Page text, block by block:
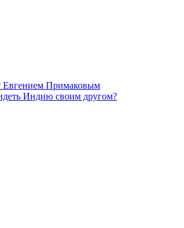
Евгением Примаковым
Индию своим другом?